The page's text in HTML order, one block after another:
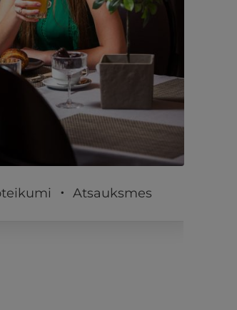
Atsauksmes